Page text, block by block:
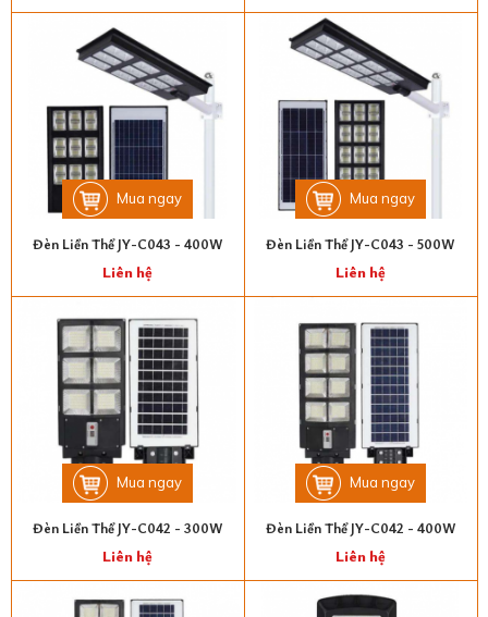
Mua ngay
Đèn Liền Thể JY-C043 - 400W
Liên hệ
Mua ngay
Đèn Liền Thể JY-C043 - 500W
Liên hệ
Mua ngay
Đèn Liền Thể JY-C042 - 300W
Liên hệ
Mua ngay
Đèn Liền Thể JY-C042 - 400W
Liên hệ